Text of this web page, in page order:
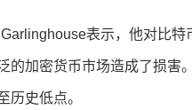
表示，他对比
的加密货币市场造成了损害
历史低点。